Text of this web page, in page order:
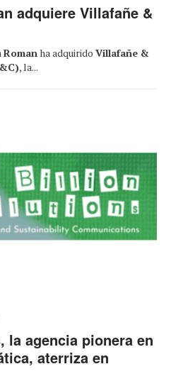
adquiere Villafañe &
Romanha adquirido Villafañe &
, la...
agencia pionera en
aterriza en